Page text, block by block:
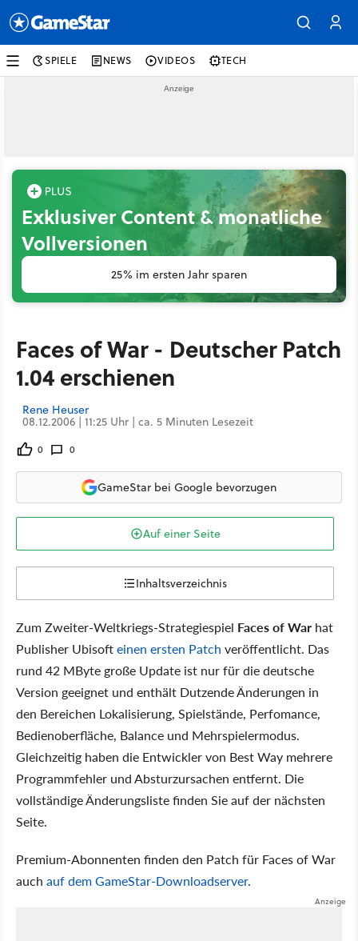
SPIELE NEWS VIDEOS TECH
Exklusiver Content & monatliche
Vollversionen
25% im ersten Jahr sparen
Faces of War - Deutscher Patch
1.04 erschienen
Rene Heuser
08.12.2006 | 11:25 Uhr | ca. 5 Minuten Lesezeit
0 0
GameStar bei Google bevorzugen
Auf einer Seite
Inhaltsverzeichnis
Zum Zweiter-Weltkriegs-Strategiespiel Faces of War hat
Publisher Ubisofteinen ersten Patch veröffentlicht. Das
rund 42 MByte große Update ist nur für die deutsche
Version geeignet und enthält Dutzende Änderungen in
den Bereichen Lokalisierung, Spielstände, Perfomance,
Bedienoberfläche, Balance und Mehrspielermodus.
Gleichzeitig haben die Entwickler von Best Way mehrere
Programmfehler und Absturzursachen entfernt. Die
vollständige Änderungsliste finden Sie auf der nächsten
Seite.
Premium-Abonnenten finden den Patch für Faces of War
auch auf dem GameStar-Downloadserver.